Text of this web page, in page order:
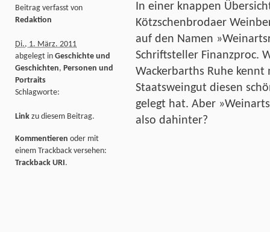
In einer knappen
Kötzschenbrodaer
auf den Namen
Schriftsteller Finanzproc.
Wackerbarths Ruhe
Staatsweingut diesen
gelegt hat. Aber
also dahinter?
Beitrag verfasst von
Redaktion
Di., 1. März. 2011
abgelegt in Geschichte und
Geschichten, Personen und
Portraits
Schlagworte:
Link zu diesem Beitrag.
Kommentieren oder mit
einem Trackback versehen:
Trackback URI.